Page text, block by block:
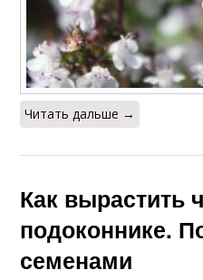
Читать дальше →
Как вырастить
подоконнике.
семенами